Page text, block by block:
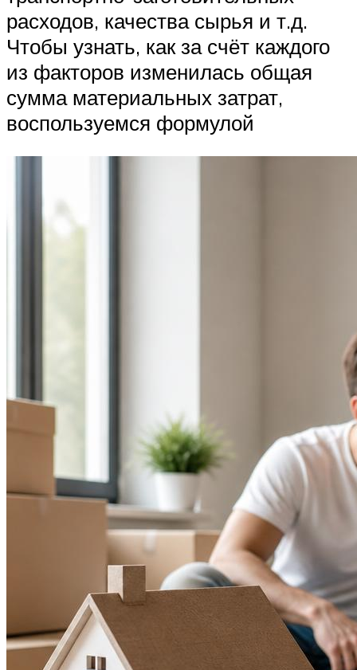
расходов, качества сырья и т.д.
Чтобы узнать, как за счёт каждого
из факторов изменилась общая
сумма материальных затрат,
воспользуемся формулой